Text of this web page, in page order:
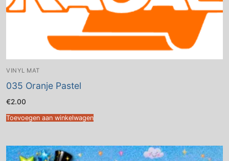
VINYL MAT
035 Oranje Pastel
€2.00
Toevoegen aan winkelwagen